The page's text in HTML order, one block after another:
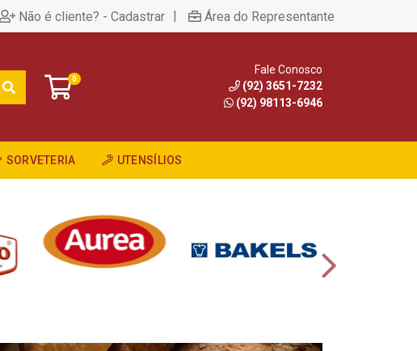
Não é cliente? - Cadastrar | Área do Representante
0
Fale Conosco
(92) 3651-7232
(92) 98113-6946
SORVETERIA UTENSÍLIOS